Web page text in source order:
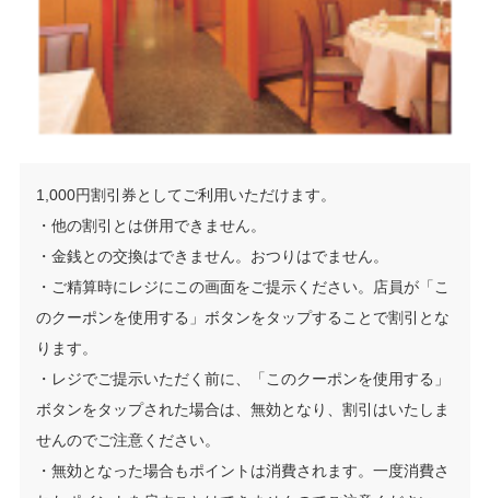
1,000円割引券としてご利用いただけます。
・他の割引とは併用できません。
・金銭との交換はできません。おつりはでません。
・ご精算時にレジにこの画面をご提示ください。店員が「こ
のクーポンを使用する」ボタンをタップすることで割引とな
ります。
・レジでご提示いただく前に、「このクーポンを使用する」
ボタンをタップされた場合は、無効となり、割引はいたしま
せんのでご注意ください。
・無効となった場合もポイントは消費されます。一度消費さ